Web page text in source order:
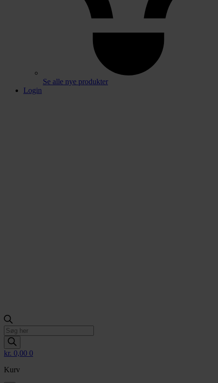
Se alle nye produkter
Login
Products
search
kr. 0,00 0
Kurv